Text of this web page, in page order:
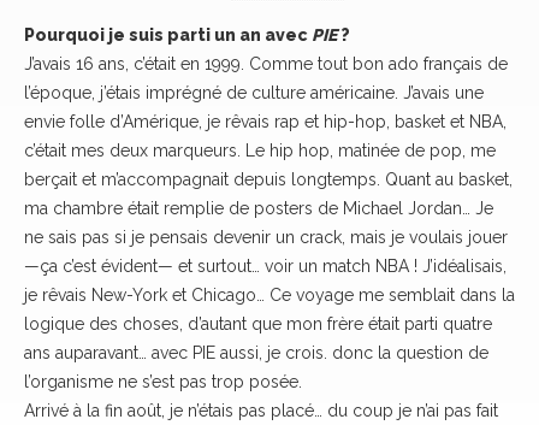
Pourquoi je suis parti un an avec PIE?
J’avais 16 ans, c’était en 1999. Comme tout bon ado français de
l’époque, j’étais imprégné de culture américaine. J’avais une
envie folle d’Amérique, je rêvais rap et hip-hop, basket et NBA,
c’était mes deux marqueurs. Le hip hop, matinée de pop, me
berçait et m’accompagnait depuis longtemps. Quant au basket,
ma chambre était remplie de posters de Michael Jordan… Je
ne sais pas si je pensais devenir un crack, mais je voulais jouer
—ça c’est évident— et surtout… voir un match NBA ! J’idéalisais,
je rêvais New-York et Chicago… Ce voyage me semblait dans la
logique des choses, d’autant que mon frère était parti quatre
ans auparavant… avec PIE aussi, je crois. donc la question de
l’organisme ne s’est pas trop posée.
Arrivé à la fin août, je n’étais pas placé… du coup je n’ai pas fait